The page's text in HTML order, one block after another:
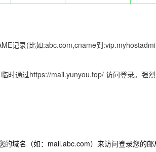
记录(比如:abc.com,cname到
时通过https://mail.yunyou.top/ 访问登录。强
域名（如：mail.abc.com）来访问登录您的邮